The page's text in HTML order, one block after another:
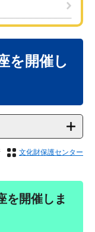
を開催し
文化財保護センター
を開催しま